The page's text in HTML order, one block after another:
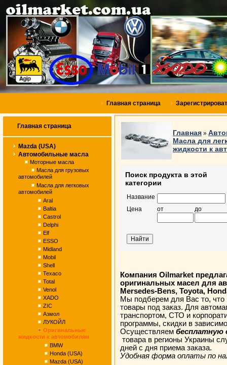
Главная страница
Главная страница
Mazda (USA)
Автомобильные масла
Моторные масла
Масла для грузовых
автомобилей
Масла для легковых
автомобилей
Aral
Baltia
Castrol
Delphi
Elf
ESSO
Midland
Mobil
Shell
Texaco
Total
Venol
XADO
ZIC
Азмол
ЛУКОЙЛ
Оригинальные
жидкости к автомобилям
BMW
Honda (USA)
Mazda (USA)
Главная »
Масла для
жидкости к
Поиск продукта в этой
категории
Название
Цена
от до
Компания Oilmarket
оригинальных масел для
Mersedes-Bens, Toyota,
Мы подберем для Вас то,
товары под заказ. Для
транспортом, СТО и
программы, скидки в
Осуществляем бесплатную
товара в регионы Украины
дней с дня приема заказа.
Удобная форма оплаты по